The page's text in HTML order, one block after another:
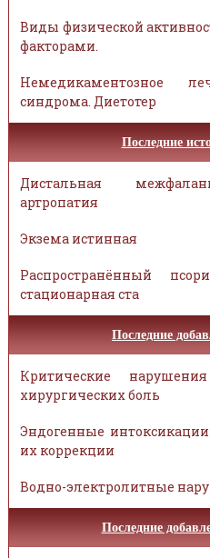
Виды физической
факторами.
Немедикаментозное
синдрома. Диетотер
Последние
Дистальная
артропатия
Экзема истинная
Распространённый
стационарная ста
Последние
Критические
хирургических боль
Эндогенные
их коррекции
Водно-электролитные
Последние